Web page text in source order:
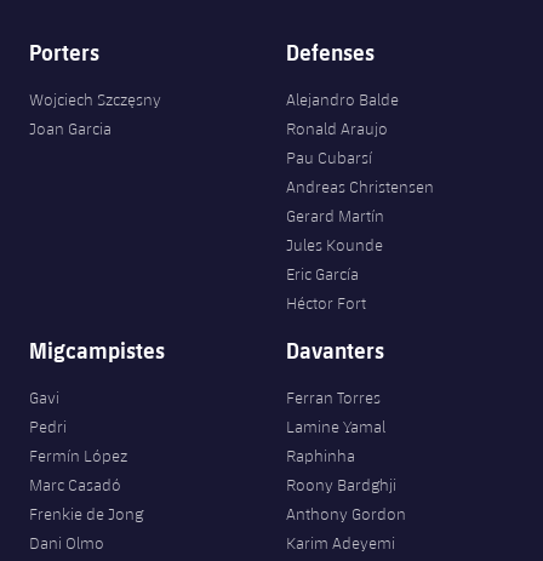
Porters
Wojciech Szczęsny
Joan Garcia
Defenses
Alejandro Balde
Ronald Araujo
Pau Cubarsí
Andreas Christensen
Gerard Martín
Jules Kounde
Eric García
Héctor Fort
Migcampistes
Gavi
Pedri
Fermín López
Marc Casadó
Frenkie de Jong
Dani Olmo
Davanters
Ferran Torres
Lamine Yamal
Raphinha
Roony Bardghji
Anthony Gordon
Karim Adeyemi